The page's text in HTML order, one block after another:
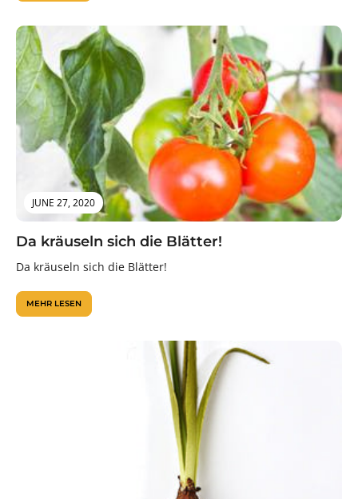
JUNE 27, 2020
Da kräuseln sich die Blätter!
Da kräuseln sich die Blätter!
MEHR LESEN